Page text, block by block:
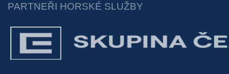
PARTNEŘI HORSKÉ SLUŽBY